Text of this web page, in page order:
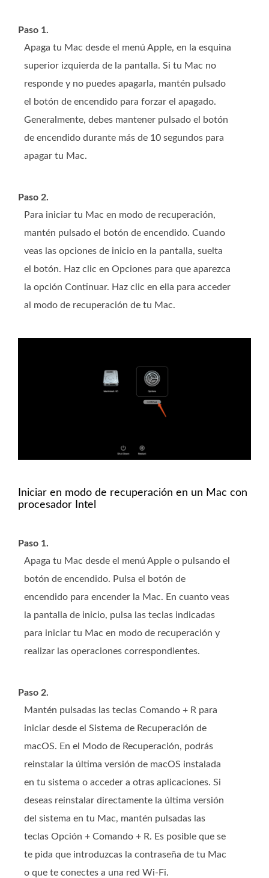
Paso 1.
Apaga tu Mac desde el menú Apple, en la esquina
superior izquierda de la pantalla. Si tu Mac no
responde y no puedes apagarla, mantén pulsado
el botón de encendido para forzar el apagado.
Generalmente, debes mantener pulsado el botón
de encendido durante más de 10 segundos para
apagar tu Mac.
Paso 2.
Para iniciar tu Mac en modo de recuperación,
mantén pulsado el botón de encendido. Cuando
veas las opciones de inicio en la pantalla, suelta
el botón. Haz clic en Opciones para que aparezca
la opción Continuar. Haz clic en ella para acceder
al modo de recuperación de tu Mac.
Iniciar en modo de recuperación en un Mac con
procesador Intel
Paso 1.
Apaga tu Mac desde el menú Apple o pulsando el
botón de encendido. Pulsa el botón de
encendido para encender la Mac. En cuanto veas
la pantalla de inicio, pulsa las teclas indicadas
para iniciar tu Mac en modo de recuperación y
realizar las operaciones correspondientes.
Paso 2.
Mantén pulsadas las teclas Comando + R para
iniciar desde el Sistema de Recuperación de
macOS. En el Modo de Recuperación, podrás
reinstalar la última versión de macOS instalada
en tu sistema o acceder a otras aplicaciones. Si
deseas reinstalar directamente la última versión
del sistema en tu Mac, mantén pulsadas las
teclas Opción + Comando + R. Es posible que se
te pida que introduzcas la contraseña de tu Mac
o que te conectes a una red Wi-Fi.